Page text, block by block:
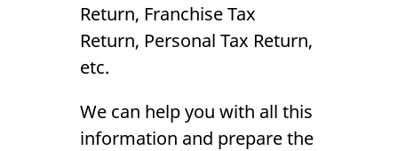
Return, Franchise Tax
Return, Personal Tax Return,
etc.
We can help you with all this
information and prepare the